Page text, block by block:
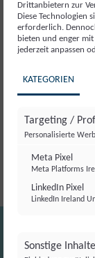
Mit den
eine neue
zu zentralen
Drittanbietern zur
Diese Technologien
erforderlich.
bieten und enger
jederzeit anpassen
KATEGORIEN
Targeting /
Personalisierte
Meta Pixel
Meta Platforms
LinkedIn Pixel
LinkedIn Ireland
Sonstige Inhalte